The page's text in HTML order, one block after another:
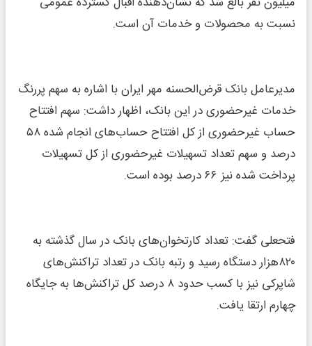
نسبت به محصولات و خدمات آن است.
مدیرعامل بانک قرض‌الحسنه مهر ایران با اشاره به سهم پررنگ
خدمات غیرحضوری در این بانک، اظهار داشت: سهم افتتاح
حساب غیرحضوری از کل افتتاح حساب‌های انجام شده ۵۸
درصد و سهم تعداد تسهیلات غیرحضوری از کل تسهیلات
پرداخت شده نیز ۶۶ درصد بوده است.
فتحعلی گفت: تعداد کارتخوان‌های بانک در سال گذشته به
۸۲۰هزار دستگاه رسید و رتبه بانک در تعداد تراکنش‌های
شاپرکی نیز با کسب حدود ۸ درصد کل تراکنش‌ها به جایگاه
چهارم ارتقا یافت.